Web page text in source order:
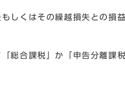
しくはその繰越損失との損
総合課税」か「申告分離課